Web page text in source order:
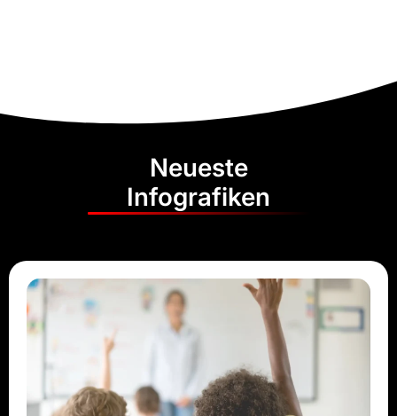
Neueste
Infografiken